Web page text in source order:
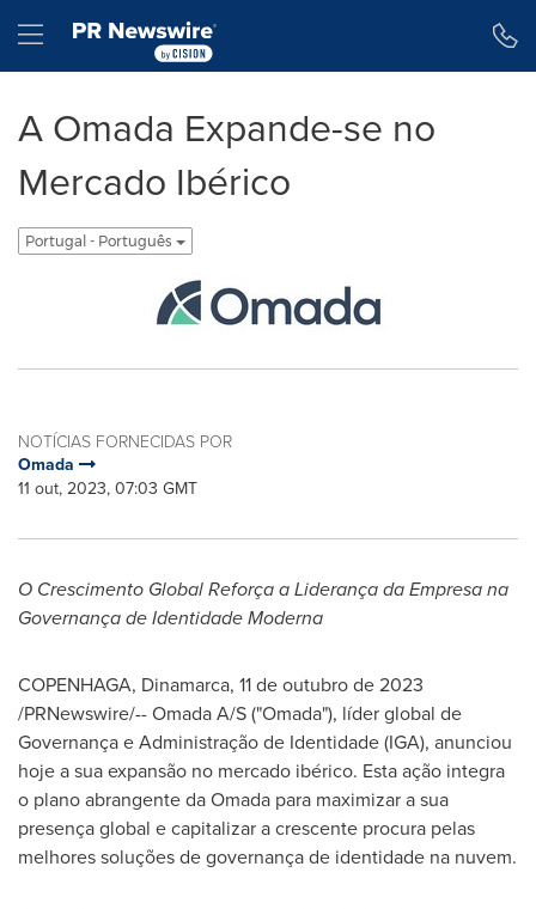
Hamburger menu
A Omada Expande-se no
Mercado Ibérico
Portugal - Português
NOTÍCIAS FORNECIDAS POR
Omada
11 out, 2023, 07:03 GMT
O Crescimento Global Reforça a Liderança da Empresa na
Governança de Identidade Moderna
COPENHAGA, Dinamarca, 11 de outubro de 2023
/PRNewswire/-- Omada A/S ("Omada"), líder global de
Governança e Administração de Identidade (IGA), anunciou
hoje a sua expansão no mercado ibérico. Esta ação integra
o plano abrangente da Omada para maximizar a sua
presença global e capitalizar a crescente procura pelas
melhores soluções de governança de identidade na nuvem.